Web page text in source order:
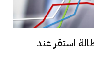
استقر عند